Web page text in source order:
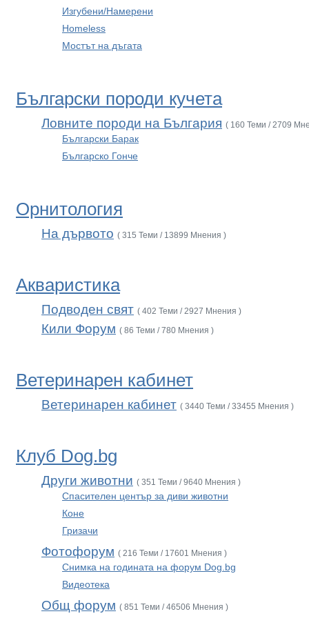
Изгубени/Намерени
Homeless
Мостът на дъгата
Български породи кучета
Ловните породи на България ( 160 Теми / 2709
Български Барак
Българско Гонче
Орнитология
На дървото ( 315 Теми / 13899 Мнения )
Акваристика
Подводен свят ( 402 Теми / 2927 Мнения )
Кили Форум ( 86 Теми / 780 Мнения )
Ветеринарен кабинет
Ветеринарен кабинет ( 3440 Теми / 33455 Мнения )
Клуб Dog.bg
Други животни ( 351 Теми / 9640 Мнения )
Спасителен център за диви животни
Коне
Гризачи
Фотофорум ( 216 Теми / 17601 Мнения )
Снимка на годината на форум Dog.bg
Видеотека
Общ форум ( 851 Теми / 46506 Мнения )